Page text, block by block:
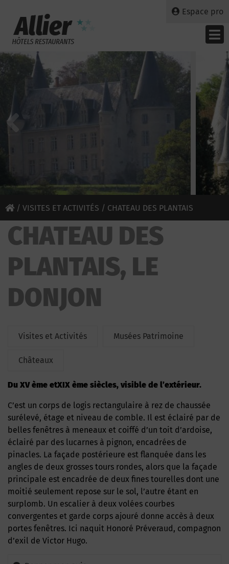
Espace pro
/ VISITES ET ACTIVITÉS / CHATEAU DES PLANTAIS
CHATEAU DES
PLANTAIS, LE
DONJON
Visites et Activités Musées Patrimoine
Châteaux
Du XV ème etXIX ème siècles, visible de l’extérieur.
C’est un corps de logis rectangulaire à rez de chaussée
surélevé, étage et niveau de comble. Il est éclairé par de
belles fenêtres à meneaux et coiffé d’un toit d’ardoise,
éclairé par des lucarnes à pignon, encadrées de
pinacles. La façade postérieure est flanquée dans les
angles de deux grosses tours rondes, alors que la façade
principale est encadrée de deux fines tourelles dont une
moitié seulement repose sur le sol, l’autre étant en
surplomb. Un escalier à deux volées courbes
convergentes et garde corps ajouré donne accès à deux
portes fenêtres. Ici naquit Honoré Préveraud, compagnon
d’exil de Victor Hugo.